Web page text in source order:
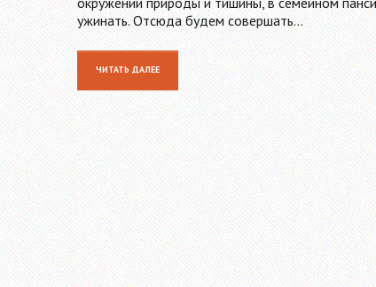
ужинать. Отсюда будем совершать…
ЧИТАТЬ ДАЛЕЕ